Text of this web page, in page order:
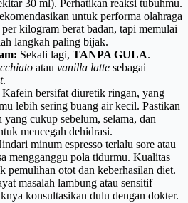
30 ml). Perhatikan reaksi tubuhmu.
untuk performa olahraga
kilogram berat badan, tapi memulai
langkah paling bijak.
Sekali lagi, TANPA GULA.
atau vanilla latte sebagai
.
Kafein bersifat diuretik ringan, yang
lebih sering buang air kecil. Pastikan
cukup sebelum, selama, dan
mencegah dehidrasi.
minum espresso terlalu sore atau
mengganggu pola tidurmu. Kualitas
pemulihan otot dan keberhasilan diet.
masalah lambung atau sensitif
konsultasikan dulu dengan dokter.